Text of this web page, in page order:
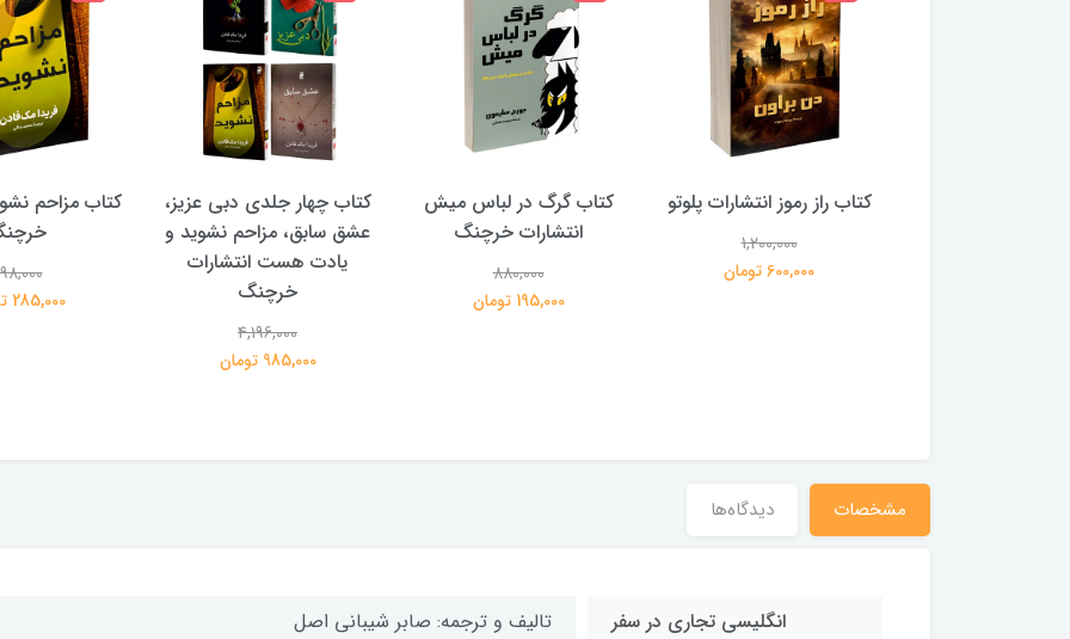
کتاب راز رموز انتشارات پلوتو
1,200,000
600,000 تومان
کتاب گرگ در لباس میش
انتشارات خرچنگ
880,000
195,000 تومان
کتاب چهار جلدی دبی عزیز،
عشق سابق، مزاحم نشوید و
یادت هست انتشارات
خرچنگ
4,196,000
985,000 تومان
کتاب مزاحم
285,000 تومان
مشخصات دیدگاه‌ها
انگلیسی تجاری در سفر تالیف و ترجمه: صابر شیبانی اصل